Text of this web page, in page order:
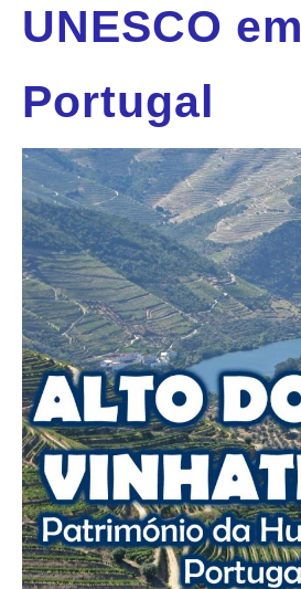
UNESCO em
Portugal